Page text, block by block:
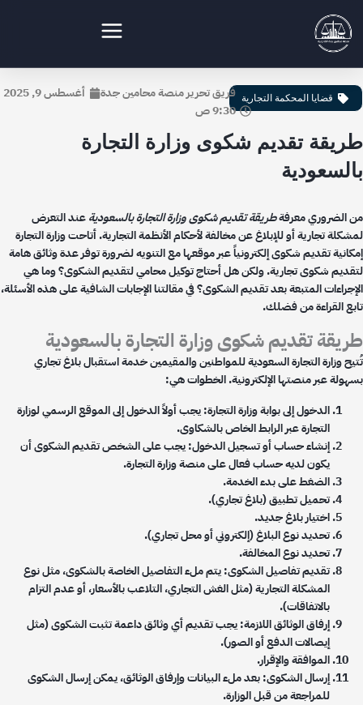
قضايا المحكمة التجارية فريق تحرير منصة محامين جدة
أغسطس 9, 2025
9:30 ص
تقديم شكوى وزارة التجارة
الضروري معرفةطريقة تقديم شكوى وزارة التجارة بالسعوديةعند التعرض
تجارية أو للإبلاغ عن مخالفة لأحكام الأنظمة التجارية. أتاحت وزارة التجارة
تقديم شكوى إلكترونياً عبر موقعها مع التنويه لضرورة توفر عدة وثائق هامة
شكوى تجارية. ولكن هل أحتاج توكيل محامي لتقديم الشكوى؟ وما هي
المتبعة بعد تقديم الشكوى؟ في مقالتنا الإجابات الشافية على هذه الأسئلة،
القراءة من فضلك.
تقديم شكوى وزارة التجارة بالسعودية
وزارة التجارة السعودية للمواطنين والمقيمين خدمة استقبال بلاغ تجاري
عبر منصتها الإلكترونية. الخطوات هي:
الدخول إلى بوابة وزارة التجارة: يجب أولاً الدخول إلى الموقع الرسمي لوزارة
التجارة عبر الرابط الخاص بالشكاوى.
إنشاء حساب أو تسجيل الدخول: يجب على الشخص تقديم الشكوى أن
يكون لديه حساب فعال على منصة وزارة التجارة.
الضغط على بدء الخدمة.
تحميل تطبيق (بلاغ تجاري).
اختيار بلاغ جديد.
تحديد نوع البلاغ (إلكتروني أو محل تجاري).
تحديد نوع المخالفة.
تقديم تفاصيل الشكوى: يتم ملء التفاصيل الخاصة بالشكوى، مثل نوع
المشكلة التجارية (مثل الغش التجاري، التلاعب بالأسعار، أو عدم التزام
بالاتفاقات).
إرفاق الوثائق اللازمة: يجب تقديم أي وثائق داعمة تثبت الشكوى (مثل
إيصالات الدفع أو الصور).
الموافقة والإقرار.
إرسال الشكوى: بعد ملء البيانات وإرفاق الوثائق، يمكن إرسال الشكوى
للمراجعة من قبل الوزارة.